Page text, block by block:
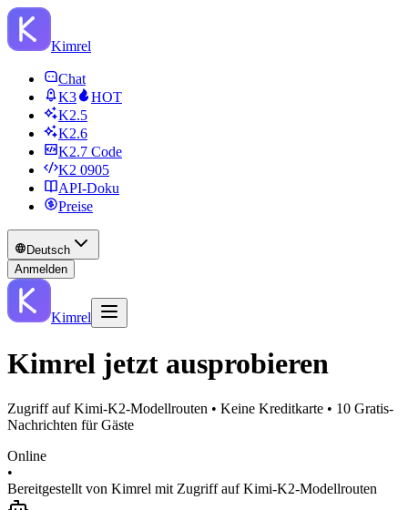
Kimrel
Chat
K3
HOT
K2.5
K2.6
K2.7 Code
K2 0905
API‑Doku
Preise
Deutsch
Anmelden
Kimrel
Kimrel jetzt ausprobieren
Zugriff auf Kimi-K2-Modellrouten • Keine Kreditkarte • 10 Gratis-
Nachrichten für Gäste
Online
•
Bereitgestellt von Kimrel mit Zugriff auf Kimi-K2-Modellrouten